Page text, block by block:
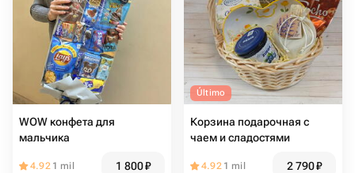
WOW конфета для
мальчика
4.92 1 mil 1 800₽
Último
Корзина подарочная с
чаем и сладостями
4.92 1 mil 2 790₽